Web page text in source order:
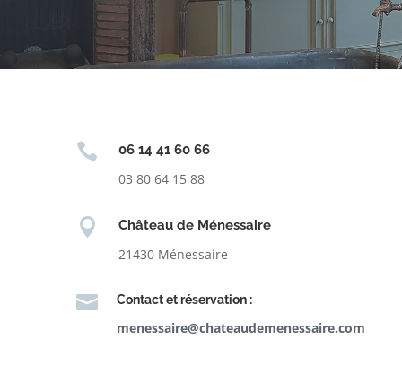
 06 14 41 60 66
03 80 64 15 88
 Château de Ménessaire
21430 Ménessaire
 Contact et réservation :
menessaire@chateaudemenessaire.com